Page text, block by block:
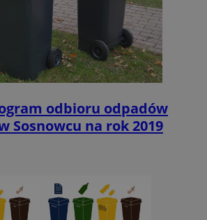
odbioru odpadów
Sosnowcu na rok 2019